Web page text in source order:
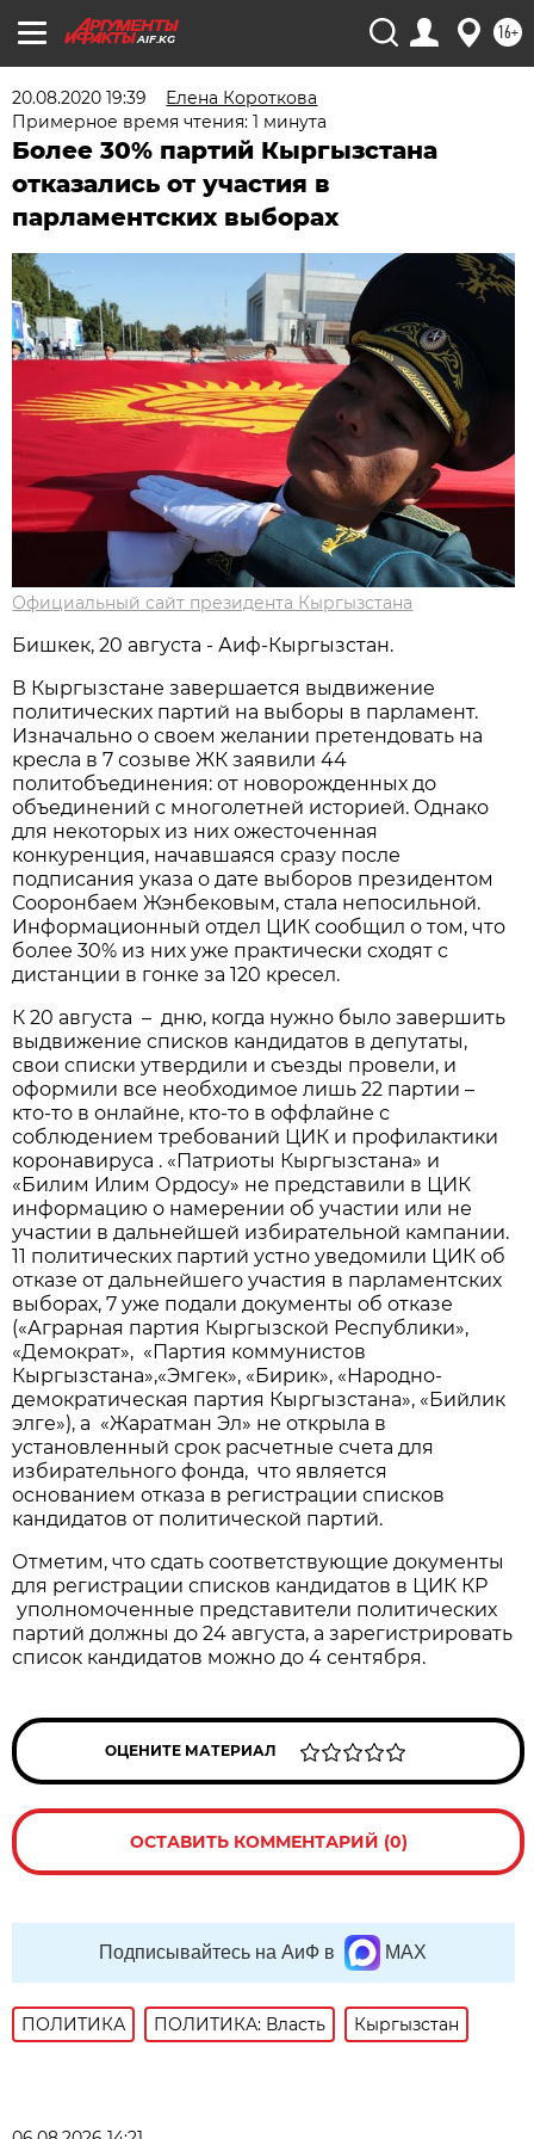
AIF.KG 16+
20.08.2020 19:39
Елена Короткова
Примерное время чтения: 1 минута
Более 30% партий Кыргызстана
отказались от участия в
парламентских выборах
Официальный сайт президента Кыргызстана
Бишкек, 20 августа - Аиф-Кыргызстан.
В Кыргызстане завершается выдвижение
политических партий на выборы в парламент.
Изначально о своем желании претендовать на
кресла в 7 созыве ЖК заявили 44
политобъединения: от новорожденных до
объединений с многолетней историей. Однако
для некоторых из них ожесточенная
конкуренция, начавшаяся сразу после
подписания указа о дате выборов президентом
Сооронбаем Жэнбековым, стала непосильной.
Информационный отдел ЦИК сообщил о том, что
более 30% из них уже практически сходят с
дистанции в гонке за 120 кресел.
К 20 августа – дню, когда нужно было завершить
выдвижение списков кандидатов в депутаты,
свои списки утвердили и съезды провели, и
оформили все необходимое лишь 22 партии –
кто-то в онлайне, кто-то в оффлайне с
соблюдением требований ЦИК и профилактики
коронавируса . «Патриоты Кыргызстана» и
«Билим Илим Ордосу» не представили в ЦИК
информацию о намерении об участии или не
участии в дальнейшей избирательной кампании.
11 политических партий устно уведомили ЦИК об
отказе от дальнейшего участия в парламентских
выборах, 7 уже подали документы об отказе
(«Аграрная партия Кыргызской Республики»,
«Демократ», «Партия коммунистов
Кыргызстана»,«Эмгек», «Бирик», «Народно-
демократическая партия Кыргызстана», «Бийлик
элге»), а «Жаратман Эл» не открыла в
установленный срок расчетные счета для
избирательного фонда, что является
основанием отказа в регистрации списков
кандидатов от политической партий.
Отметим, что сдать соответствующие документы
для регистрации списков кандидатов в ЦИК КР
уполномоченные представители политических
партий должны до 24 августа, а зарегистрировать
список кандидатов можно до 4 сентября.
ОЦЕНИТЕ МАТЕРИАЛ
ОСТАВИТЬ КОММЕНТАРИЙ (0)
Подписывайтесь на АиФ в MAX
ПОЛИТИКА ПОЛИТИКА: Власть Кыргызстан